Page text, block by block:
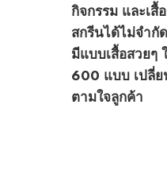
กิจกรรม และเ
สกรีนได้ไม่จำกั
มีแบบเสื้อสวยๆ
600 แบบ เปลี่
ตามใจลูกค้า